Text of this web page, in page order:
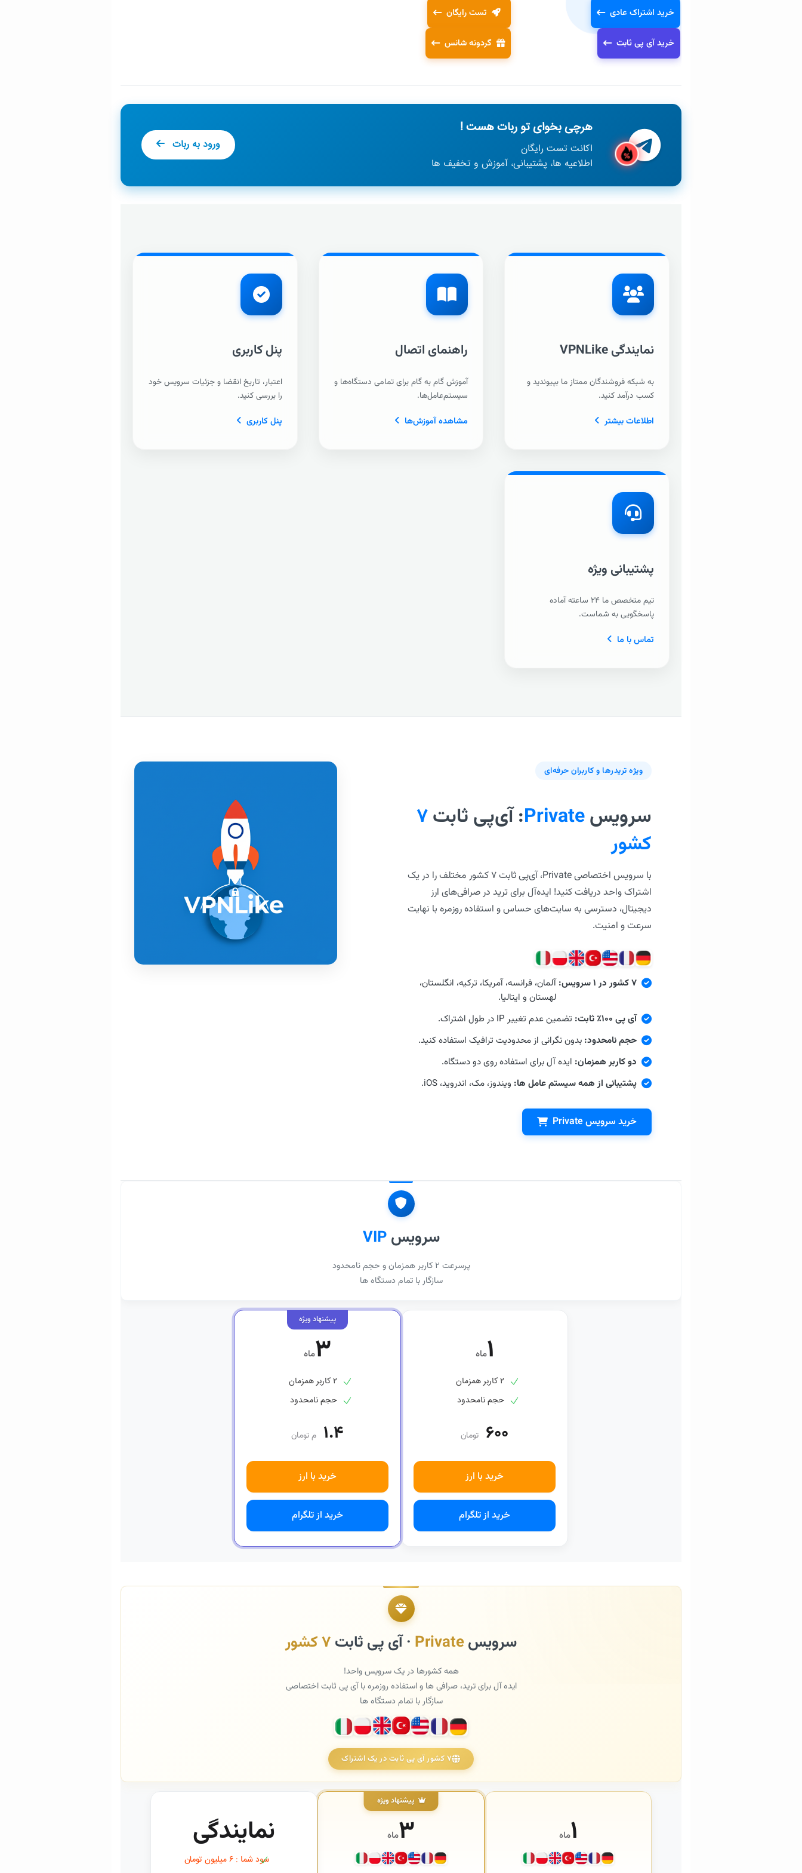
خرید اشتراک عادی
خرید آی پی ثابت
تست رایگان
گردونه شانس
هرچی بخوای تو ربات هست !
اکانت تست رایگان
اطلاعیه ها، پشتیبانی، آموزش و تخفیف ها
ورود به ربات
نمایندگی VPNLike
به شبکه فروشندگان ممتاز ما بپیوندید و
کسب درآمد کنید.
اطلاعات بیشتر
راهنمای اتصال
آموزش گام به گام برای تمامی دستگاه‌ها و
سیستم‌عامل‌ها.
مشاهده آموزش‌ها
پنل کاربری
اعتبار، تاریخ انقضا و جزئیات سرویس خود
را بررسی کنید.
پنل کاربری
پشتیبانی ویژه
تیم متخصص ما ۲۴ ساعته آماده
پاسخگویی به شماست.
تماس با ما
ویژه تریدرها و کاربران حرفه‌ای
سرویسPrivate: آی‌پی ثابت۷
کشور
با سرویس اختصاصی Private، آی‌پی ثابت ۷ کشور مختلف را در یک
اشتراک واحد دریافت کنید! ایده‌آل برای ترید در صرافی‌های ارز
دیجیتال، دسترسی به سایت‌های حساس و استفاده روزمره با نهایت
سرعت و امنیت.
۷ کشور در ۱ سرویس:
آلمان، فرانسه، آمریکا، ترکیه، انگلستان،
لهستان و ایتالیا.
آی پی ۱۰۰٪ ثابت:
تضمین عدم تغییر IP در طول اشتراک.
حجم نامحدود: بدون نگرانی از محدودیت ترافیک استفاده کنید.
دو کاربر همزمان: ایده آل برای استفاده روی دو دستگاه.
پشتیبانی از همه سیستم عامل ها: ویندوز، مک، اندروید، iOS.
خرید سرویس Private
سرویس VIP
پرسرعت ۲ کاربر همزمان و حجم نامحدود
سازگار با تمام دستگاه ها
۱ماه
۲ کاربر همزمان
حجم نامحدود
۶۰۰ تومان
خرید با ارز
خرید از تلگرام
۳ماه
۲ کاربر همزمان
حجم نامحدود
۱.۴ م تومان
خرید با ارز
خرید از تلگرام
سرویسPrivate · آی پی ثابت ۷ کشور
همه کشورها در یک سرویس واحد!
ایده آل برای ترید، صرافی ها و استفاده روزمره با آی پی ثابت اختصاصی
سازگار با تمام دستگاه ها
۷ کشور آی پی ثابت در یک اشتراک
۱ماه
پیشنهاد ویژه
۳ماه نمایندگی
سود شما : ۶ میلیون تومان